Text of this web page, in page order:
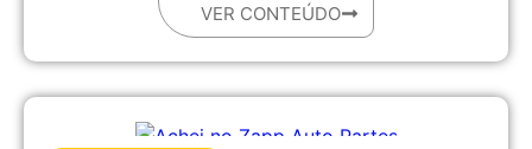
VER CONTEÚDO